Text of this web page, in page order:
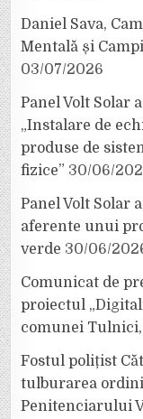
Daniel Sava,
Mentală și
03/07/2026
Panel Volt Solar
„Instalare de
produse de
fizice” 30/06/
Panel Volt Solar
aferente unui
verde 30/06/
Comunicat de
proiectul
comunei
Fostul polițist
tulburarea
Penitenciarului